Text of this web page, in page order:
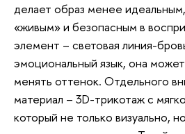
делает образ менее
«живым» и безопасным в
элемент – световая линия-
эмоциональный язык, она
менять оттенок. Отдельного
материал – 3D-трикотаж с
который не только визуально,